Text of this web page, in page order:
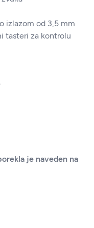
izlazom od 3,5 mm
tasteri za kontrolu
je naveden na